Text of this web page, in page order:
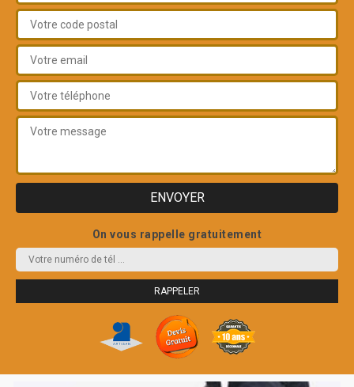
On vous rappelle gratuitement